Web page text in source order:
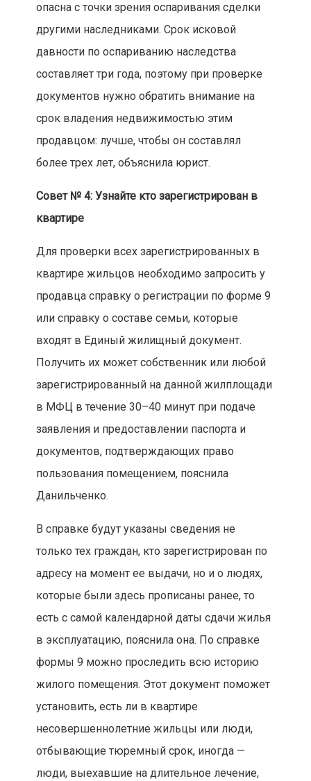
опасна с точки зрения оспаривания сделки
другими наследниками. Срок исковой
давности по оспариванию наследства
составляет три года, поэтому при проверке
документов нужно обратить внимание на
срок владения недвижимостью этим
продавцом: лучше, чтобы он составлял
более трех лет, объяснила юрист.
Совет № 4: Узнайте кто зарегистрирован в
квартире
Для проверки всех зарегистрированных в
квартире жильцов необходимо запросить у
продавца справку о регистрации по форме 9
или справку о составе семьи, которые
входят в Единый жилищный документ.
Получить их может собственник или любой
зарегистрированный на данной жилплощади
в МФЦ в течение 30–40 минут при подаче
заявления и предоставлении паспорта и
документов, подтверждающих право
пользования помещением, пояснила
Данильченко.
В справке будут указаны сведения не
только тех граждан, кто зарегистрирован по
адресу на момент ее выдачи, но и о людях,
которые были здесь прописаны ранее, то
есть с самой календарной даты сдачи жилья
в эксплуатацию, пояснила она. По справке
формы 9 можно проследить всю историю
жилого помещения. Этот документ поможет
установить, есть ли в квартире
несовершеннолетние жильцы или люди,
отбывающие тюремный срок, иногда —
люди, выехавшие на длительное лечение,